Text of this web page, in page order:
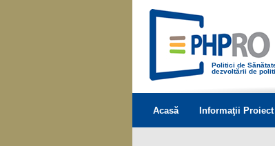
Politici de
dezvoltării de
Acasă Informaţii Proiect